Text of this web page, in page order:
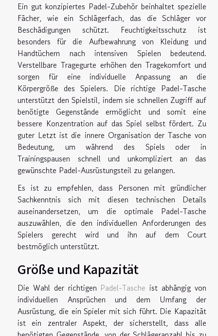
Ein gut konzipiertes Padel-Zubehör beinhaltet spezielle
Fächer, wie ein Schlägerfach, das die Schläger vor
Beschädigungen schützt. Feuchtigkeitsschutz ist
besonders für die Aufbewahrung von Kleidung und
Handtüchern nach intensiven Spielen bedeutend.
Verstellbare Tragegurte erhöhen den Tragekomfort und
sorgen für eine individuelle Anpassung an die
Körpergröße des Spielers. Die richtige Padel-Tasche
unterstützt den Spielstil, indem sie schnellen Zugriff auf
benötigte Gegenstände ermöglicht und somit eine
bessere Konzentration auf das Spiel selbst fördert. Zu
guter Letzt ist die innere Organisation der Tasche von
Bedeutung, um während des Spiels oder in
Trainingspausen schnell und unkompliziert an das
gewünschte Padel-Ausrüstungsteil zu gelangen.
Es ist zu empfehlen, dass Personen mit gründlicher
Sachkenntnis sich mit diesen technischen Details
auseinandersetzen, um die optimale Padel-Tasche
auszuwählen, die den individuellen Anforderungen des
Spielers gerecht wird und ihn auf dem Court
bestmöglich unterstützt.
Größe und Kapazität
Die Wahl der richtigen Padel-Tasche ist abhängig von
individuellen Ansprüchen und dem Umfang der
Ausrüstung, die ein Spieler mit sich führt. Die Kapazität
ist ein zentraler Aspekt, der sicherstellt, dass alle